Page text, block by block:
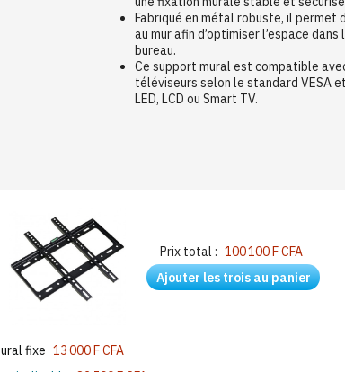
Fabriqué en métal robuste, il permet
au mur afin d’optimiser l’espace
bureau.
Ce support mural est compatible
téléviseurs selon le standard VESA
LED, LCD ou Smart TV.
Prix total : 100 100 F CFA
Ajouter les trois au panier
fixe 13 000 F CFA